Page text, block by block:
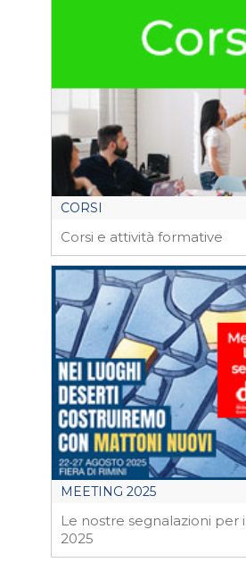
CORSI
Corsi e attività formative
MEETING 2025
Le nostre segnalazioni per
2025